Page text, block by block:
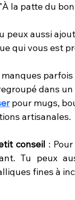
"À la patte du
peux aussi
qui vous est
parfois
dans
pour mugs,
artisanales.
conseil :
Tu peux
fines à